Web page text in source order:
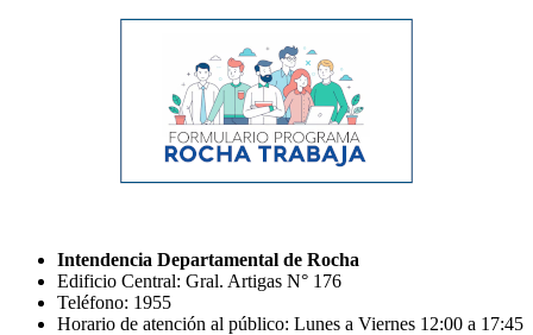
Intendencia Departamental de Rocha
Edificio Central: Gral. Artigas N° 176
Teléfono: 1955
Horario de atención al público: Lunes a Viernes 12:00 a 17:45